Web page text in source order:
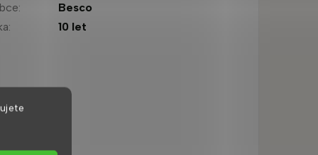
:
Besco
: 10 let